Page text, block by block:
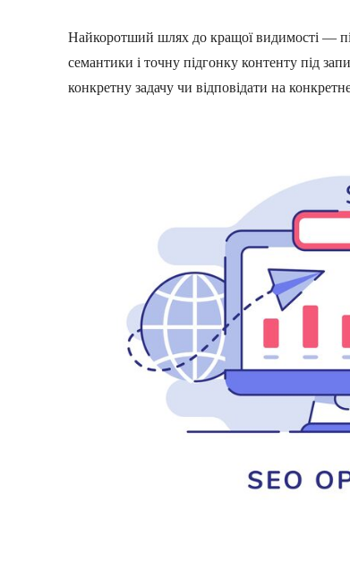
Найкоротший шлях до кращої видимості —
семантики і точну підгонку контенту під
конкретну задачу чи відповідати на